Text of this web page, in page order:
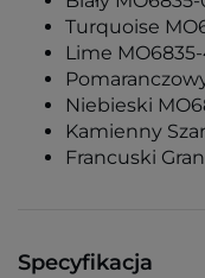
Turquoise
Lime
Niebieski
Kamienny
Francuski
Specyfikacja